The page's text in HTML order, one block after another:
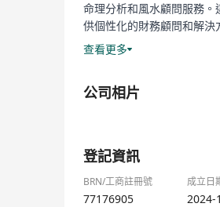
命理分析和風水顧問服務
供個性化的財務顧問和解
也獲得生活的和諧與平衡。
查看更多
公司相片
登記資訊
BRN/工商註冊號 成立日
77176905 2024-